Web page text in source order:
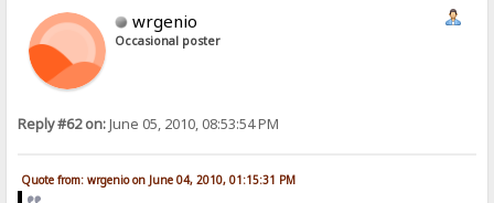
wrgenio
Occasional poster
Reply #62 on:June 05, 2010, 08:53:54 PM
Quote from: wrgenio on June 04, 2010, 01:15:31 PM